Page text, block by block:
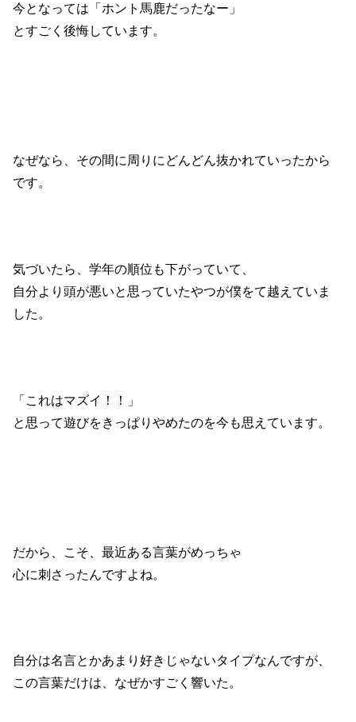
今となっては「ホント馬鹿だったなー」
とすごく後悔しています。
なぜなら、その間に周りにどんどん抜かれていったから
です。
気づいたら、学年の順位も下がっていて、
自分より頭が悪いと思っていたやつが僕をて越えていま
した。
「これはマズイ！！」
と思って遊びをきっぱりやめたのを今も思えています。
だから、こそ、最近ある言葉がめっちゃ
心に刺さったんですよね。
自分は名言とかあまり好きじゃないタイプなんですが、
この言葉だけは、なぜかすごく響いた。